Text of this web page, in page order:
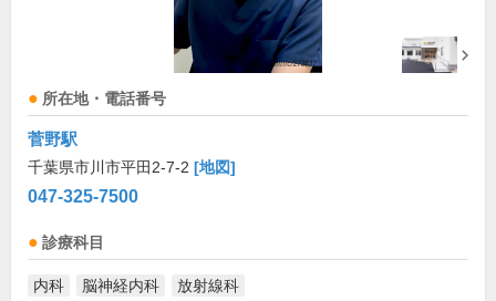
所在地・電話番号
菅野駅
千葉県市川市平田2-7-2 [地図]
047-325-7500
診療科目
内科 脳神経内科 放射線科